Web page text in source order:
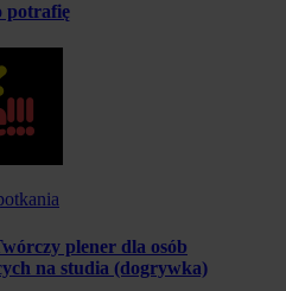
potrafię
plener dla osób
na studia (dogrywka)